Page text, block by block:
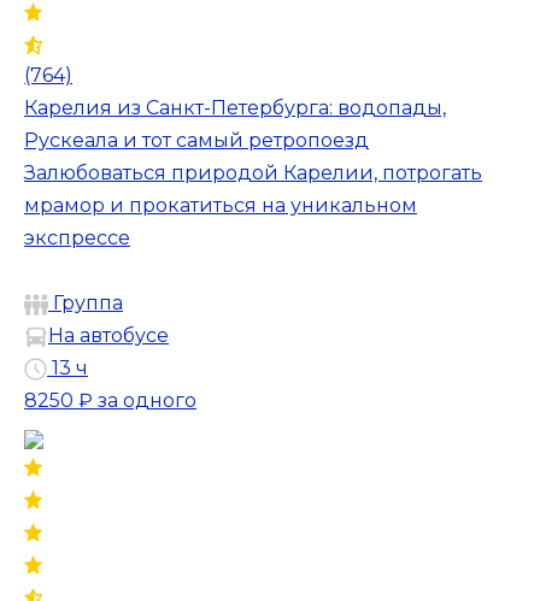
(764)
Карелия из Санкт-Петербурга: водопады,
Рускеала и тот самый ретропоезд
Залюбоваться природой Карелии, потрогать
мрамор и прокатиться на уникальном
экспрессе
Группа
На автобусе
13 ч
8250 ₽ за одного